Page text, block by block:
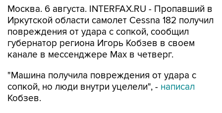
Москва. 6 августа. INTERFAX.RU - Пропавший в
Иркутской области самолет Cessna 182 получил
повреждения от удара с сопкой, сообщил
губернатор региона Игорь Кобзев в своем
канале в мессенджере Мах в четверг.
"Машина получила повреждения от удара с
сопкой, но люди внутри уцелели", - написал
Кобзев.